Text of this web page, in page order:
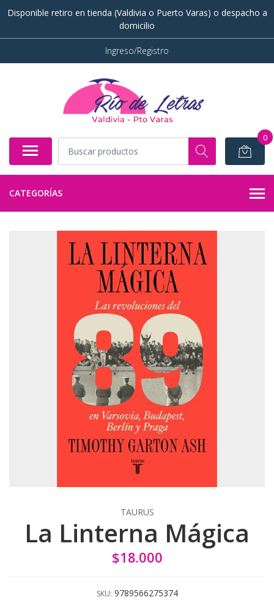
Disponible retiro en tienda (Valdivia o Puerto Varas) o despacho a
domicilio
Ingreso/Registro
0
CATEGORÍAS
TAURUS
La Linterna Mágica
$18.000
SKU: 9789566275374